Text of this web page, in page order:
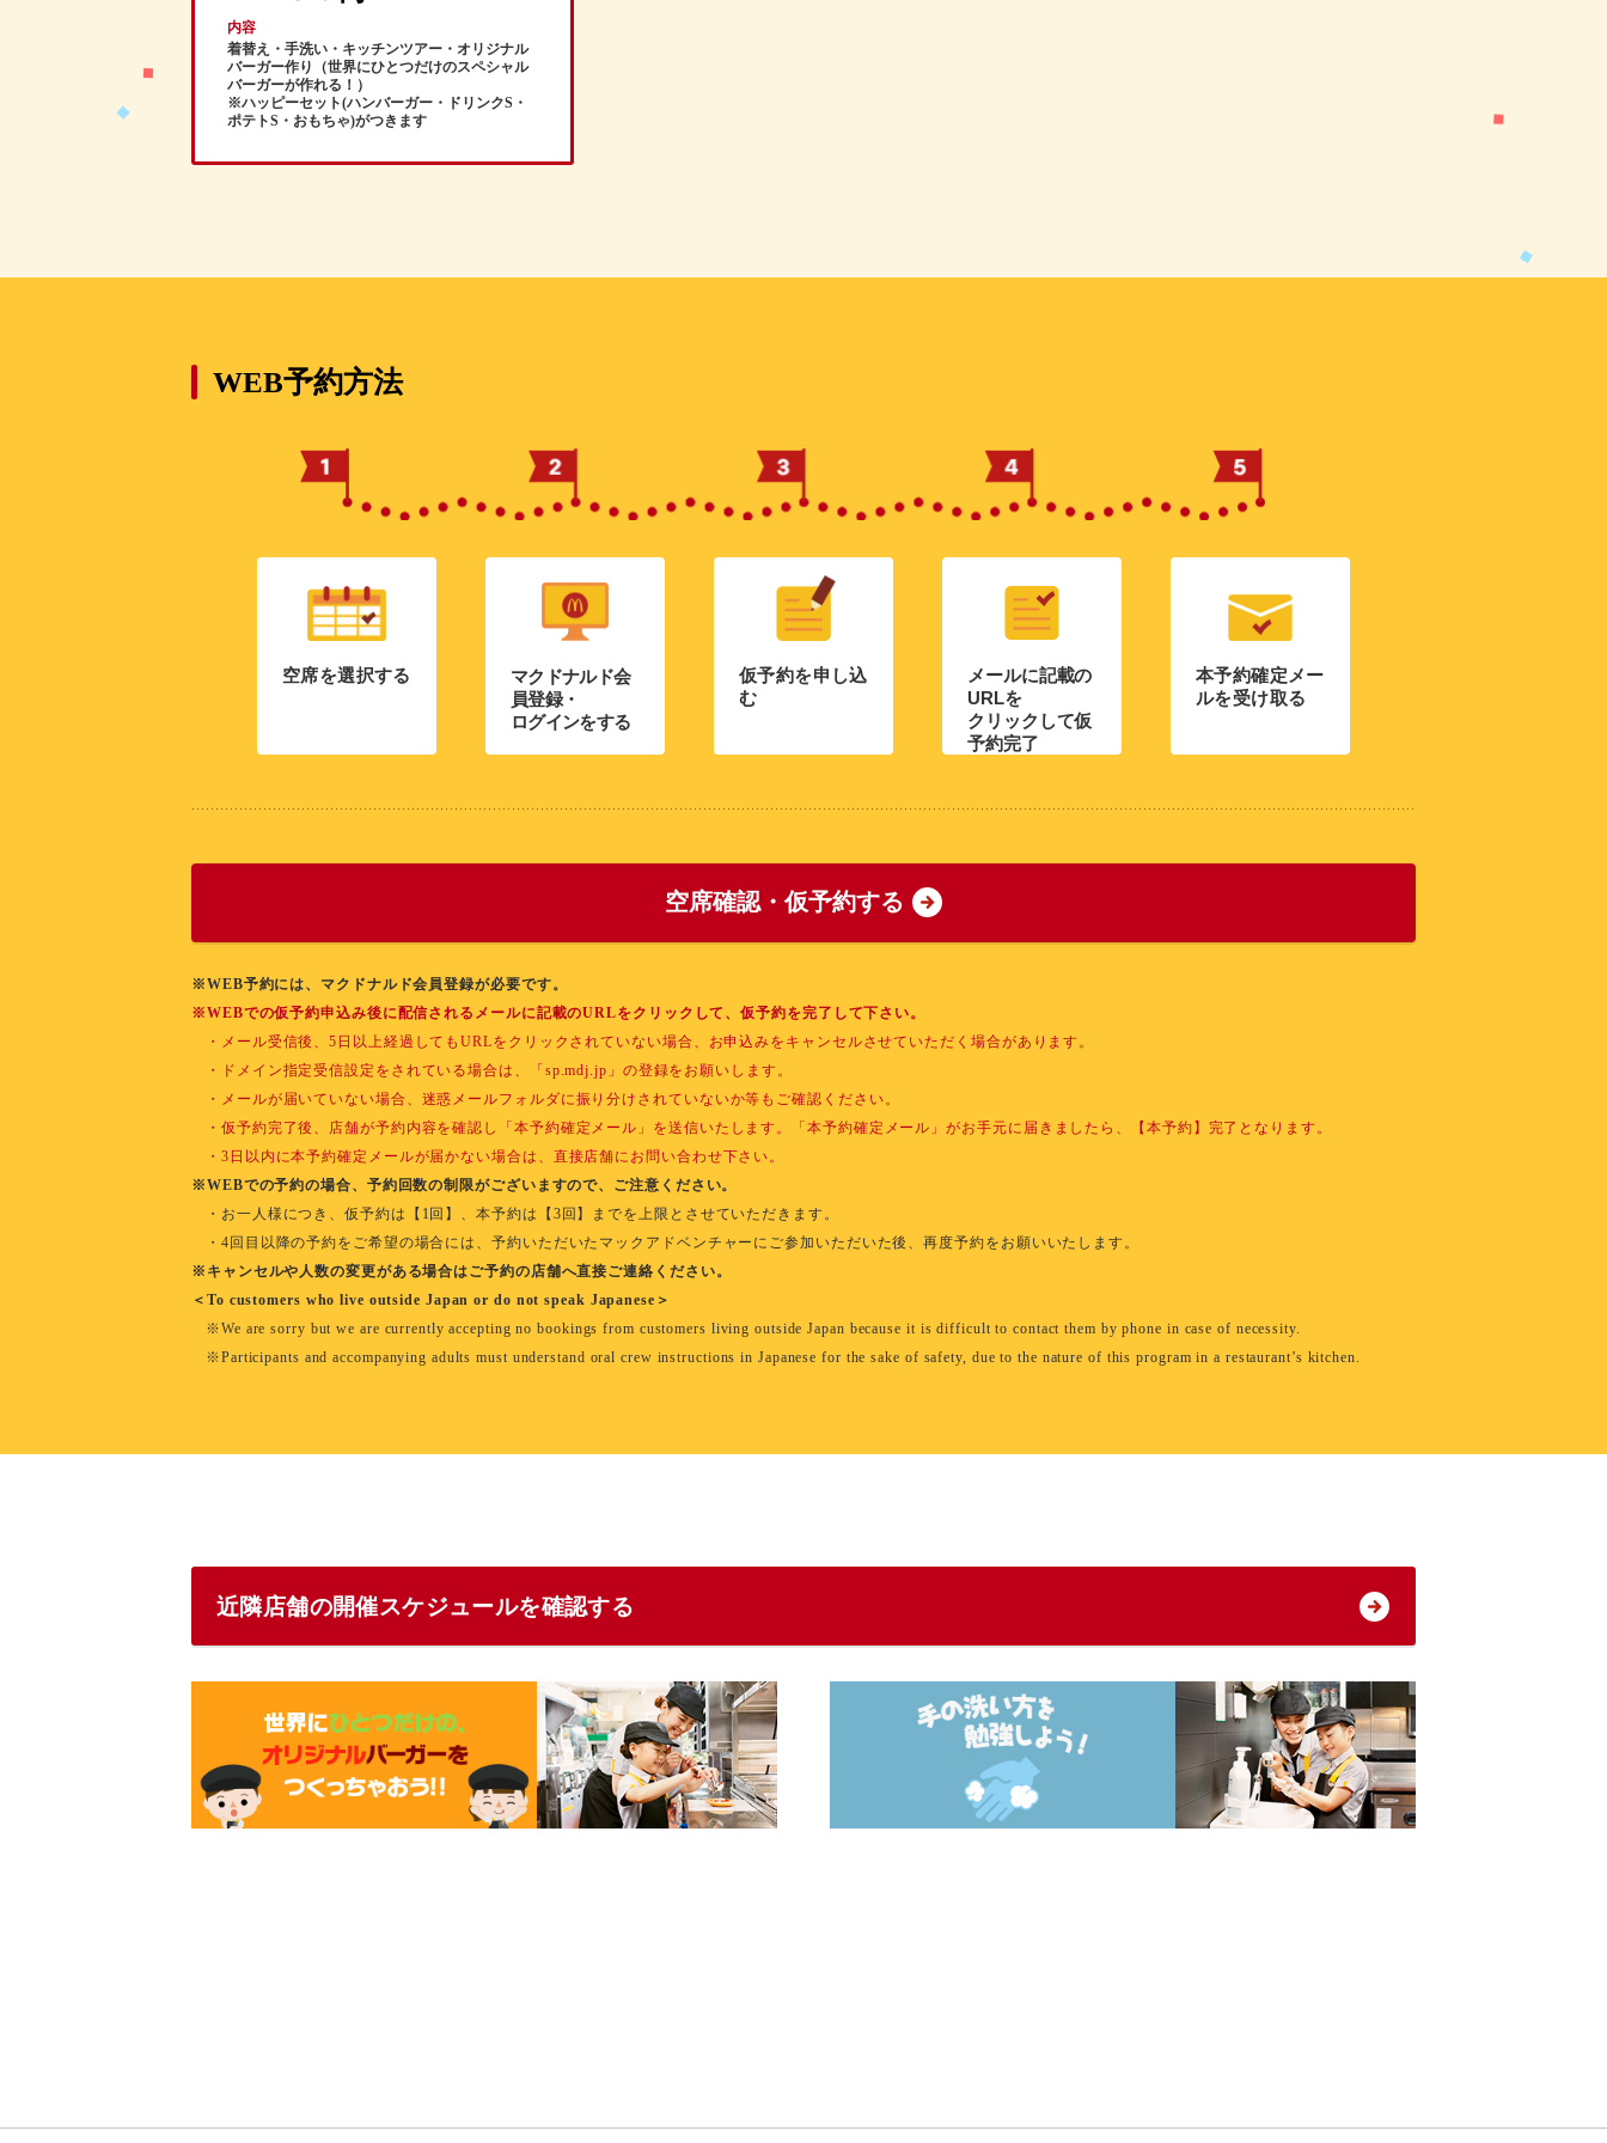
内容
着替え・手洗い・キッチンツアー・オリジナル
バーガー作り（世界にひとつだけのスペシャル
バーガーが作れる！）
※ハッピーセット(ハンバーガー・ドリンクS・
ポテトS・おもちゃ)がつきます
WEB予約方法
空席を選択する
マクドナルド会
員登録・
ログインをする
仮予約を申し込
む
メールに記載の
URLを
クリックして仮
予約完了
本予約確定メー
ルを受け取る
空席確認・仮予約する
※WEB予約には、マクドナルド会員登録が必要です。
※WEBでの仮予約申込み後に配信されるメールに記載のURLをクリックして、仮予約を完了して下さい。
・メール受信後、5日以上経過してもURLをクリックされていない場合、お申込みをキャンセルさせていただく場合があります。
・ドメイン指定受信設定をされている場合は、「sp.mdj.jp」の登録をお願いします。
・メールが届いていない場合、迷惑メールフォルダに振り分けされていないか等もご確認ください。
・仮予約完了後、店舗が予約内容を確認し「本予約確定メール」を送信いたします。「本予約確定メール」がお手元に届きましたら、【本予約】完了となります。
・3日以内に本予約確定メールが届かない場合は、直接店舗にお問い合わせ下さい。
※WEBでの予約の場合、予約回数の制限がございますので、ご注意ください。
・お一人様につき、仮予約は【1回】、本予約は【3回】までを上限とさせていただきます。
・4回目以降の予約をご希望の場合には、予約いただいたマックアドベンチャーにご参加いただいた後、再度予約をお願いいたします。
※キャンセルや人数の変更がある場合はご予約の店舗へ直接ご連絡ください。
＜To customers who live outside Japan or do not speak Japanese＞
※We are sorry but we are currently accepting no bookings from customers living outside Japan because it is difficult to contact them by phone in case of necessity.
※Participants and accompanying adults must understand oral crew instructions in Japanese for the sake of safety, due to the nature of this program in a restaurant’s kitchen.
近隣店舗の開催スケジュールを確認する